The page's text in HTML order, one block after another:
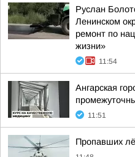
Руслан
Ленинском
ремонт по
жизни»
11:54
Ангарская
11:51
Пропавших